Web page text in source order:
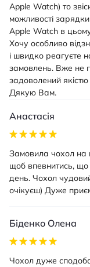
Apple Watch) то
можливості
Apple Watch в
Хочу особливо
і швидко реагуєте
замовлень. Вже не
задоволений
Дякую Вам.
Анастасія
Замовила чохол на
щоб впевнитись,
день. Чохол
очікуєш) Дуже
Біденко Олена
Чохол дуже